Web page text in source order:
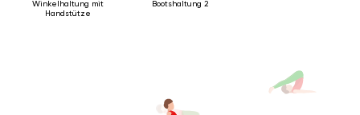
Winkelhaltung mit
Handstütze
Bootshaltung 2